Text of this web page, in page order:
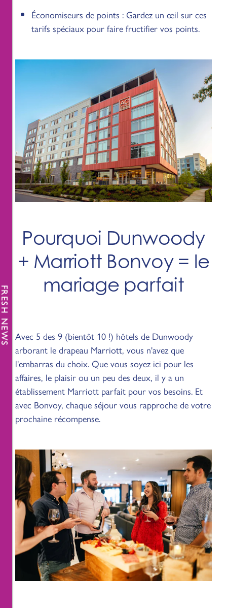
Économiseurs de points : Gardez un œil sur ces
tarifs spéciaux pour faire fructifier vos points.
Pourquoi Dunwoody
+ Marriott Bonvoy = le
mariage parfait
Avec 5 des 9 (bientôt 10 !) hôtels de Dunwoody
arborant le drapeau Marriott, vous n'avez que
l'embarras du choix. Que vous soyez ici pour les
affaires, le plaisir ou un peu des deux, il y a un
établissement Marriott parfait pour vos besoins. Et
avec Bonvoy, chaque séjour vous rapproche de votre
prochaine récompense.
NEWS